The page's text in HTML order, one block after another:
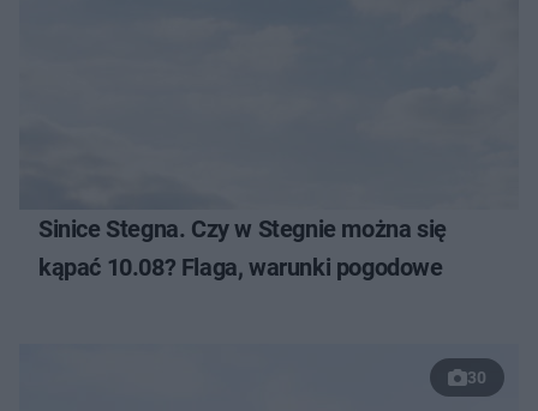
Sinice Stegna. Czy w Stegnie można się
kąpać 10.08? Flaga, warunki pogodowe
30